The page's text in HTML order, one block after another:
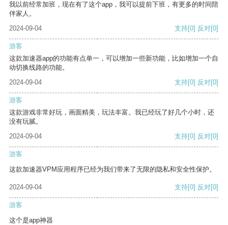
我以前经常加班，现在有了这个app，我可以提前下班，有更多的时间陪
伴家人。
2024-09-04
支持[0] 反对[0]
游客
这款加速器app的功能有点单一，可以增加一些新功能，比如增加一个自
动切换线路的功能。
2024-09-04
支持[0] 反对[0]
游客
这款游戏非常好玩，画面精美，玩法丰富。我已经玩了好几个小时，还
没有玩腻。
2024-09-04
支持[0] 反对[0]
游客
这款加速器VPM应用程序已经为我们带来了无限的隐私和安全性保护。
2024-09-04 支持[0] 反对[0]
游客
这个是app神器